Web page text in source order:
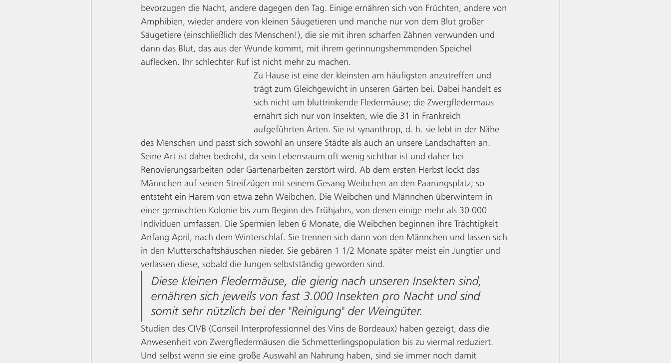
bevorzugen die Nacht, andere dagegen den Tag. Einige ernähren sich von Früchten, andere von
Amphibien, wieder andere von kleinen Säugetieren und manche nur von dem Blut großer
Säugetiere (einschließlich des Menschen!), die sie mit ihren scharfen Zähnen verwunden und
dann das Blut, das aus der Wunde kommt, mit ihrem gerinnungshemmenden Speichel
auflecken. Ihr schlechter Ruf ist nicht mehr zu machen.
Zu Hause ist eine der kleinsten am häufigsten anzutreffen und
trägt zum Gleichgewicht in unseren Gärten bei. Dabei handelt es
sich nicht um bluttrinkende Fledermäuse; die Zwergfledermaus
ernährt sich nur von Insekten, wie die 31 in Frankreich
aufgeführten Arten. Sie ist synanthrop, d. h. sie lebt in der Nähe
des Menschen und passt sich sowohl an unsere Städte als auch an unsere Landschaften an.
Seine Art ist daher bedroht, da sein Lebensraum oft wenig sichtbar ist und daher bei
Renovierungsarbeiten oder Gartenarbeiten zerstört wird. Ab dem ersten Herbst lockt das
Männchen auf seinen Streifzügen mit seinem Gesang Weibchen an den Paarungsplatz; so
entsteht ein Harem von etwa zehn Weibchen. Die Weibchen und Männchen überwintern in
einer gemischten Kolonie bis zum Beginn des Frühjahrs, von denen einige mehr als 30 000
Individuen umfassen. Die Spermien leben 6 Monate, die Weibchen beginnen ihre Trächtigkeit
Anfang April, nach dem Winterschlaf. Sie trennen sich dann von den Männchen und lassen sich
in den Mutterschaftshäuschen nieder. Sie gebären 1 1/2 Monate später meist ein Jungtier und
verlassen diese, sobald die Jungen selbstständig geworden sind.
Diese kleinen Fledermäuse, die gierig nach unseren Insekten sind,
ernähren sich jeweils von fast 3.000 Insekten pro Nacht und sind
somit sehr nützlich bei der "Reinigung" der Weingüter.
Studien des CIVB (Conseil Interprofessionnel des Vins de Bordeaux) haben gezeigt, dass die
Anwesenheit von Zwergfledermäusen die Schmetterlingspopulation bis zu viermal reduziert.
Und selbst wenn sie eine große Auswahl an Nahrung haben, sind sie immer noch damit